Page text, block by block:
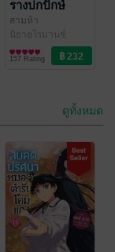
but so
really
naivete (and
some of her
version)
good.
Season 1.
the original
so on. Just
รางปกปักษ์
สามห้า
นิยายโรมานซ์
157 Rating
ดูทั้งหมด